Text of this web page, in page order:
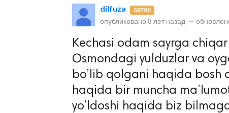
dilfuza автор
опубликовано 8 лет назад —
Kechasi odam sayrga
Osmondagi yulduzlar va
bo’lib qolgani haqida bosh
haqida bir muncha
yo’ldoshi haqida biz